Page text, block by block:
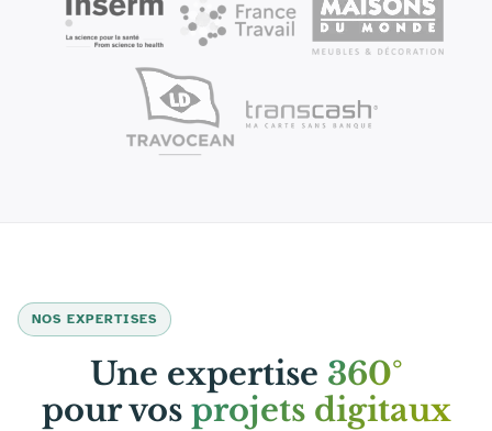
NOS EXPERTISES
Une expertise 360°
pour vos projets digitaux